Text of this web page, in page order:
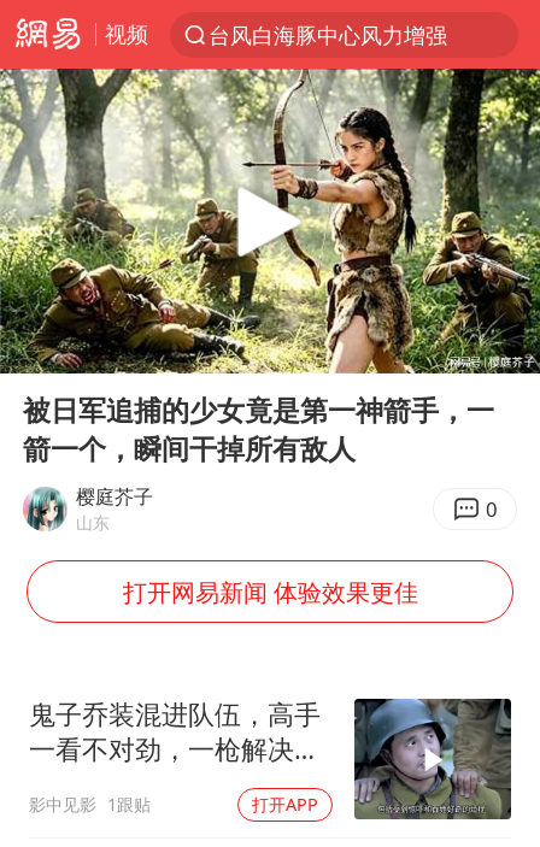
视频
台风白海豚中心风力增强
上半年我国机械工业经济运行稳中有进
我国货物贸易进出口超30万亿元
佛山通报笔试前13被淘汰后5名进体检
国防部回应日本试射“战斧”导弹
广东雷州通报特教老师招聘违规事件
“立秋的第一杯奶茶”又爆单了
泰国枪击案凶手先杀祖父母后行凶
宇树科技中一签需缴款7.54万元
“新疆阿勒泰八月能滑雪”不实
四川宜宾地震网友称睡觉被摇醒
今日立秋你咬秋了吗
公司“上四休三”但要降薪1000元
Play
00:00 19:32
被日军追捕的少女竟是第一神箭手，一
箭一个，瞬间干掉所有敌人
樱庭芥子
山东 0
打开网易新闻 体验效果更佳
鬼子乔装混进队伍，高手
一看不对劲，一枪解决鬼
影中见影 1跟贴 打开APP